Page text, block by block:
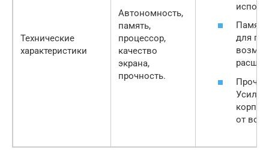
Технические
характеристики
Автономность,
память,
процессор,
качество
экрана,
прочность.
для
от